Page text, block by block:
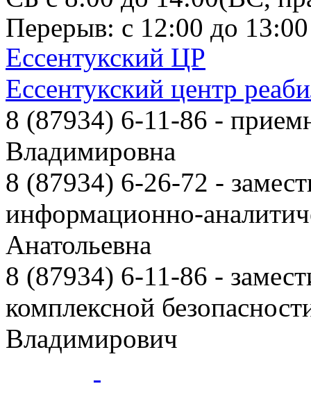
Перерыв: с 12:00 до 13:00
Ессентукский ЦР
Ессентукский центр
8 (87934) 6-11-86 -
Владимировна
8 (87934) 6-26-72 -
информационно-
Анатольевна
8 (87934) 6-11-86 -
комплексной
Владимирович